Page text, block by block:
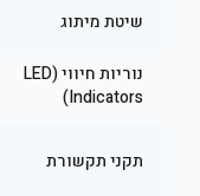
שיטת מיתוג
נוריות חיווי (LED
Indicators)
תקני תקשורת